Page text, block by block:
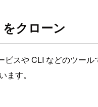
クローン
ビスや CLI などのツー
ます。